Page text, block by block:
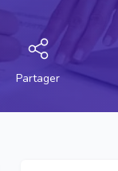
Partager